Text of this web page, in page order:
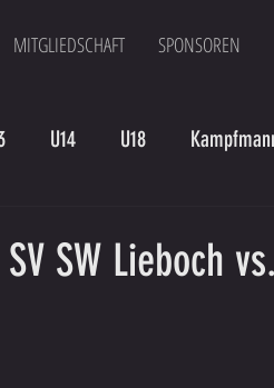
MITGLIEDSCHAFT SPONSOREN
U14 U18
SW Lieboch vs.